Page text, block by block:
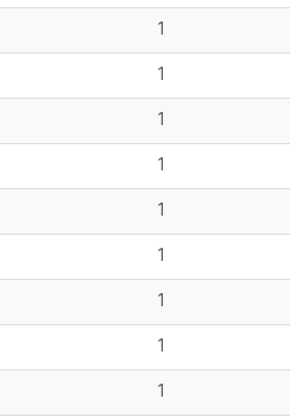
1
1
1
1
1
1
1
1
1